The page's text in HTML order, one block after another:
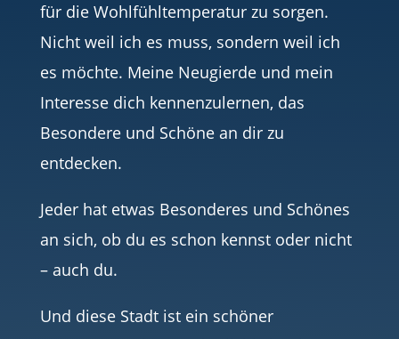
für die Wohlfühltemperatur zu sorgen.
Nicht weil ich es muss, sondern weil ich
es möchte. Meine Neugierde und mein
Interesse dich kennenzulernen, das
Besondere und Schöne an dir zu
entdecken.
Jeder hat etwas Besonderes und Schönes
an sich, ob du es schon kennst oder nicht
– auch du.
Und diese Stadt ist ein schöner